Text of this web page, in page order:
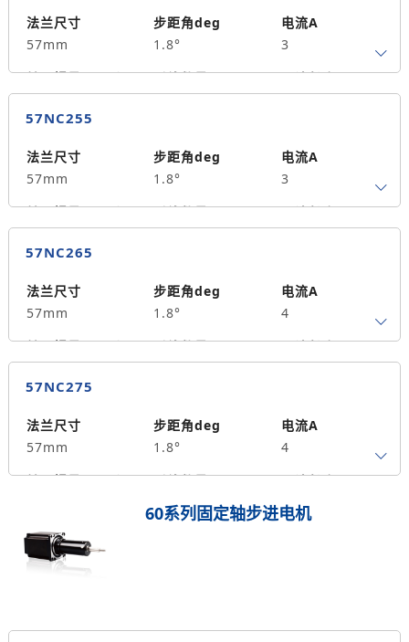
法兰尺寸
57mm
步距角deg
1.8°
电流A
3
转子惯量g.cm²
4
引线数量
45
马达长度mm
0.7
200
57NC255
法兰尺寸
57mm
步距角deg
1.8°
电流A
3
转子惯量g.cm²
4
引线数量
55
马达长度mm
0.9
300
57NC265
法兰尺寸
57mm
步距角deg
1.8°
电流A
4
转子惯量g.cm²
4
引线数量
65
马达长度mm
1.5
390
57NC275
法兰尺寸
57mm
步距角deg
1.8°
电流A
4
转子惯量g.cm²
引线数量
75
马达长度mm
1.8
保持力矩N.m
500
60系列固定轴步进电机